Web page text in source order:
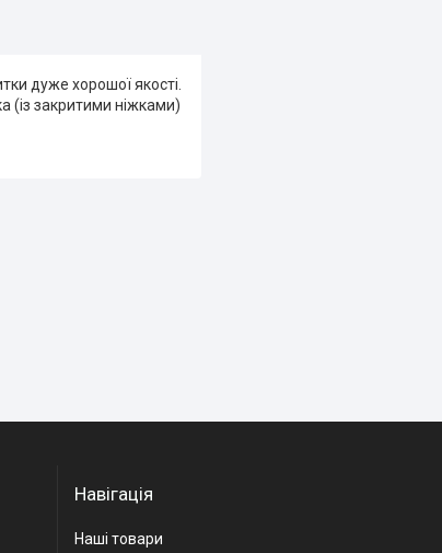
дуже хорошої якості.
(із закритими ніжками)
Навігація
Наші товари